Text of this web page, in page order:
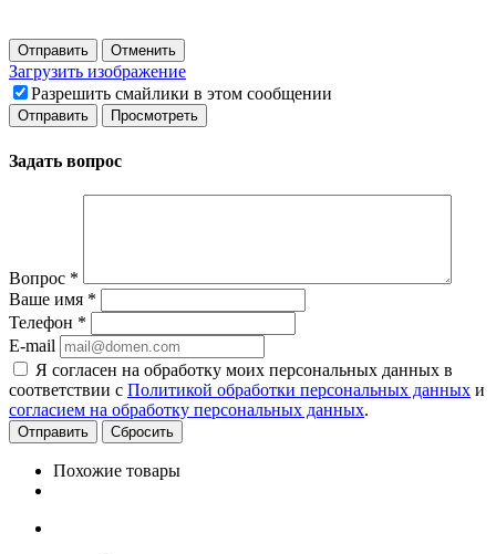
Отправить Отменить
Загрузить изображение
Разрешить смайлики в этом сообщении
Задать вопрос
Вопрос *
Ваше имя *
Телефон *
E-mail
Я согласен на обработку моих персональных данных в
соответствии с Политикой обработки персональных данных и
согласием на обработку персональных данных.
Сбросить
Похожие товары